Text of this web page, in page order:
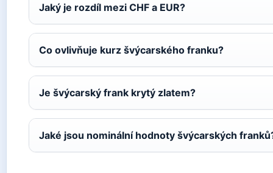
Jaký je rozdíl mezi CHF a EUR?
Co ovlivňuje kurz švýcarského franku?
Je švýcarský frank krytý zlatem?
Jaké jsou nominální hodnoty švýcarských